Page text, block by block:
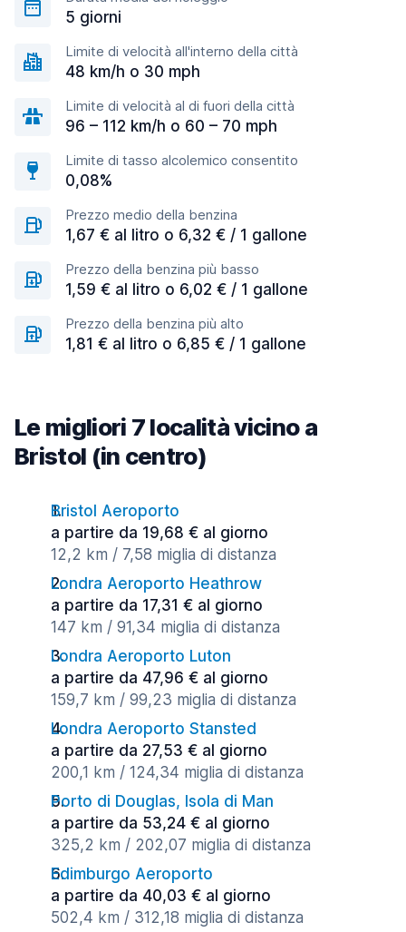
5 giorni
Limite di velocità all'interno della città
48 km/h o 30 mph
Limite di velocità al di fuori della città
96 – 112 km/h o 60 – 70 mph
Limite di tasso alcolemico consentito
0,08%
Prezzo medio della benzina
1,67 € al litro o 6,32 € / 1 gallone
Prezzo della benzina più basso
1,59 € al litro o 6,02 € / 1 gallone
Prezzo della benzina più alto
1,81 € al litro o 6,85 € / 1 gallone
Le migliori 7 località vicino a
Bristol (in centro)
Bristol Aeroporto
a partire da 19,68 € al giorno
12,2 km / 7,58 miglia di distanza
Londra Aeroporto Heathrow
a partire da 17,31 € al giorno
147 km / 91,34 miglia di distanza
Londra Aeroporto Luton
a partire da 47,96 € al giorno
159,7 km / 99,23 miglia di distanza
Londra Aeroporto Stansted
a partire da 27,53 € al giorno
200,1 km / 124,34 miglia di distanza
Porto di Douglas, Isola di Man
a partire da 53,24 € al giorno
325,2 km / 202,07 miglia di distanza
Edimburgo Aeroporto
a partire da 40,03 € al giorno
502,4 km / 312,18 miglia di distanza